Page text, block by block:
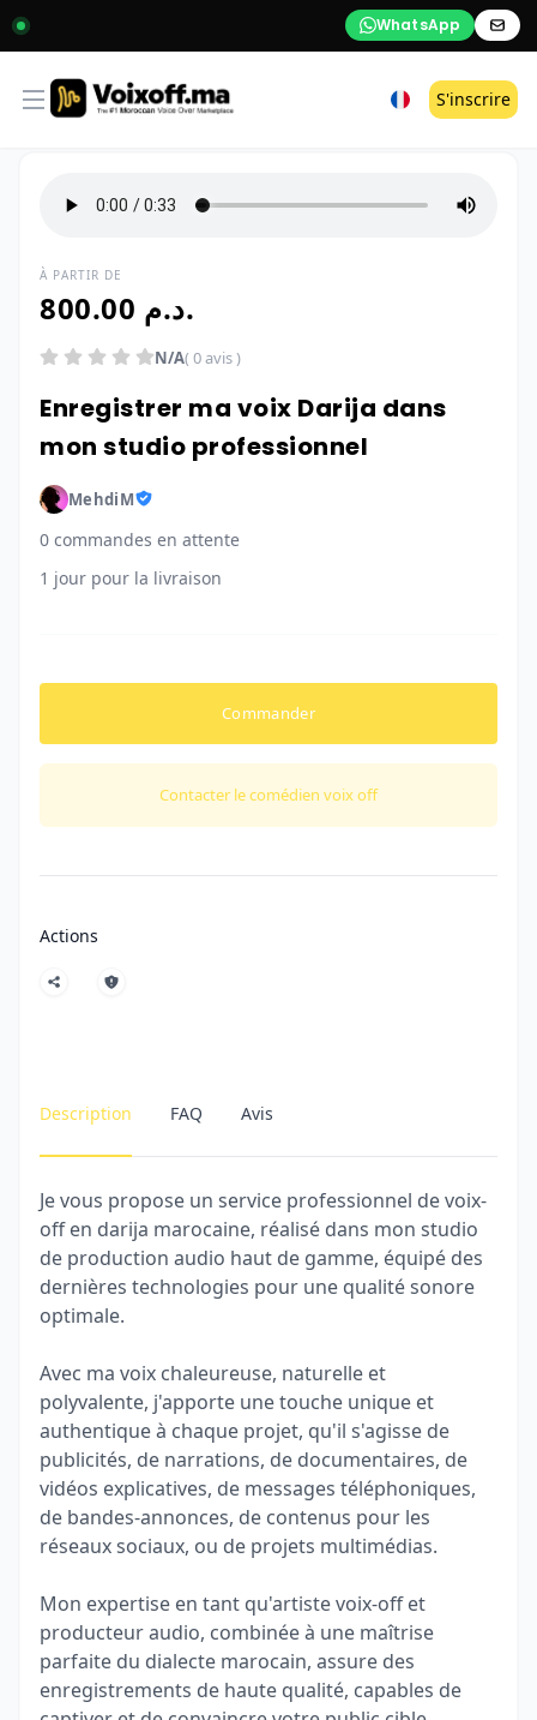
WhatsApp
Open menu S'inscrire
À PARTIR DE
800.00 د.م.
Enregistrer ma voix Darija dans
mon studio professionnel
MehdiM
0 commandes en attente
1 jour pour la livraison
N/A( 0 avis )
Commander
Contacter le comédien voix off
Actions
Description FAQ Avis
Je vous propose un service professionnel de voix-
off en darija marocaine, réalisé dans mon studio
de production audio haut de gamme, équipé des
dernières technologies pour une qualité sonore
optimale.
Avec ma voix chaleureuse, naturelle et
polyvalente, j'apporte une touche unique et
authentique à chaque projet, qu'il s'agisse de
publicités, de narrations, de documentaires, de
vidéos explicatives, de messages téléphoniques,
de bandes-annonces, de contenus pour les
réseaux sociaux, ou de projets multimédias.
Mon expertise en tant qu'artiste voix-off et
producteur audio, combinée à une maîtrise
parfaite du dialecte marocain, assure des
enregistrements de haute qualité, capables de